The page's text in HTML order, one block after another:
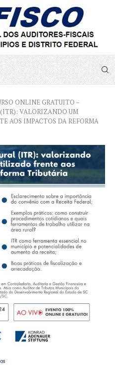
ONLINE GRATUITO –
VALORIZANDO UM
AOS IMPACTOS DA REFORMA